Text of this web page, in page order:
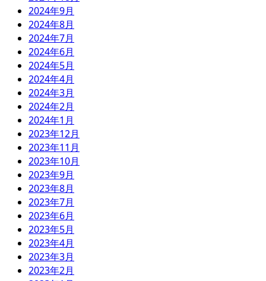
2024年9月
2024年8月
2024年7月
2024年6月
2024年5月
2024年4月
2024年3月
2024年2月
2024年1月
2023年12月
2023年11月
2023年10月
2023年9月
2023年8月
2023年7月
2023年6月
2023年5月
2023年4月
2023年3月
2023年2月